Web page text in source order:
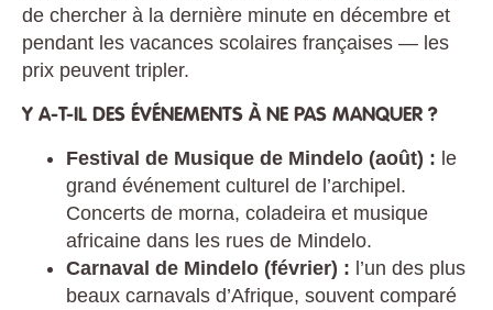
de chercher à la dernière minute en décembre et
pendant les vacances scolaires françaises — les
prix peuvent tripler.
Y A-T-IL DES ÉVÉNEMENTS À NE PAS MANQUER ?
Festival de Musique de Mindelo (août) : le
grand événement culturel de l’archipel.
Concerts de morna, coladeira et musique
africaine dans les rues de Mindelo.
Carnaval de Mindelo (février) : l’un des plus
beaux carnavals d’Afrique, souvent comparé